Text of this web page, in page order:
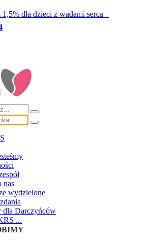
1,5% dla dzieci z wadami serca
nas
wydzielone
dla Darczyńców
...